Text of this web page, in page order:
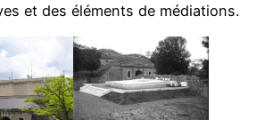
et des éléments de médiations.